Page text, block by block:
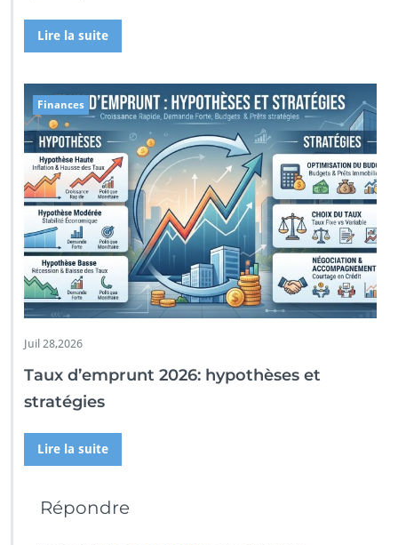
Lire la suite
Finances
Juil 28,2026
Taux d’emprunt 2026: hypothèses et
stratégies
Lire la suite
Répondre